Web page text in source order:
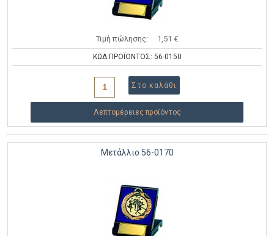
Τιμή πώλησης: 1,51 €
ΚΩΔ.ΠΡΟΪΟΝΤΟΣ: 56-0150
Λεπτομέρειες προϊόντος
Μετάλλιο 56-0170